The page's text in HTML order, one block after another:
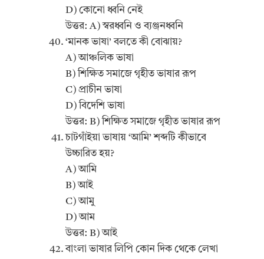
D) কোনো ধ্বনি নেই
উত্তর: A) স্বরধ্বনি ও ব্যঞ্জনধ্বনি
‘মানক ভাষা’ বলতে কী বোঝায়?
A) আঞ্চলিক ভাষা
B) শিক্ষিত সমাজে গৃহীত ভাষার রূপ
C) প্রাচীন ভাষা
D) বিদেশি ভাষা
উত্তর: B) শিক্ষিত সমাজে গৃহীত ভাষার রূপ
চাটগাঁইয়া ভাষায় ‘আমি’ শব্দটি কীভাবে
উচ্চারিত হয়?
A) আমি
B) আই
C) আমু
D) আম
উত্তর: B) আই
বাংলা ভাষার লিপি কোন দিক থেকে লেখা